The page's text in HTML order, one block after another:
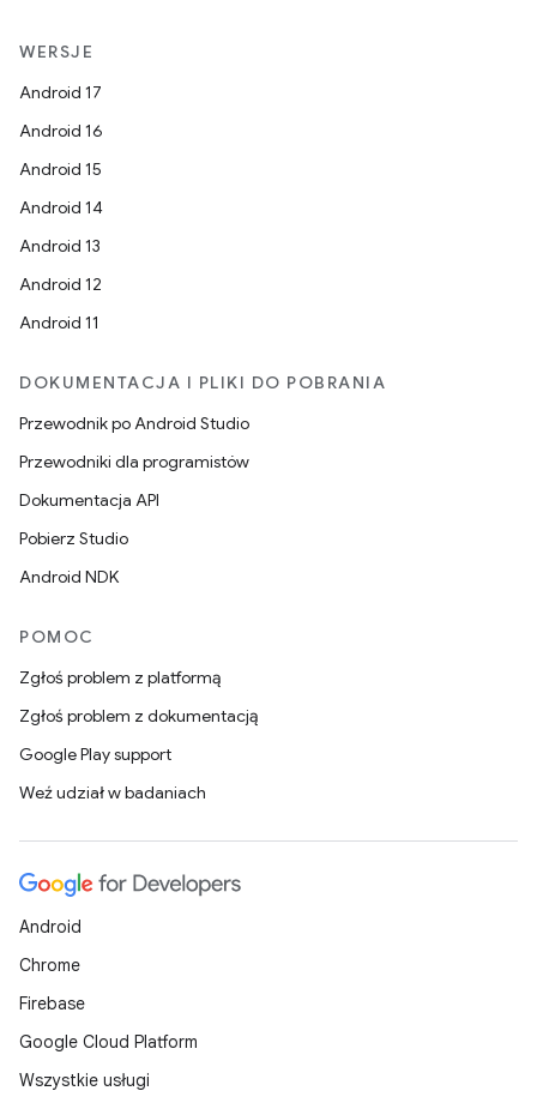
WERSJE
Android 17
Android 16
Android 15
Android 14
Android 13
Android 12
Android 11
DOKUMENTACJA I PLIKI DO POBRANIA
Przewodnik po Android Studio
Przewodniki dla programistów
Dokumentacja API
Pobierz Studio
Android NDK
POMOC
Zgłoś problem z platformą
Zgłoś problem z dokumentacją
Google Play support
Weź udział w badaniach
Android
Chrome
Firebase
Google Cloud Platform
Wszystkie usługi